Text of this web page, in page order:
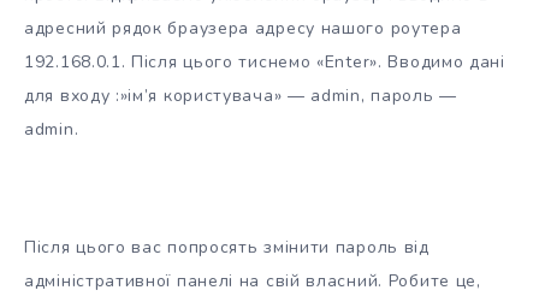
адресний рядок браузера адресу нашого роутера
192.168.0.1. Після цього тиснемо «Enter». Вводимо дані
для входу :»ім’я користувача» — admin, пароль —
admin.
Після цього вас попросять змінити пароль від
адміністративної панелі на свій власний. Робите це,